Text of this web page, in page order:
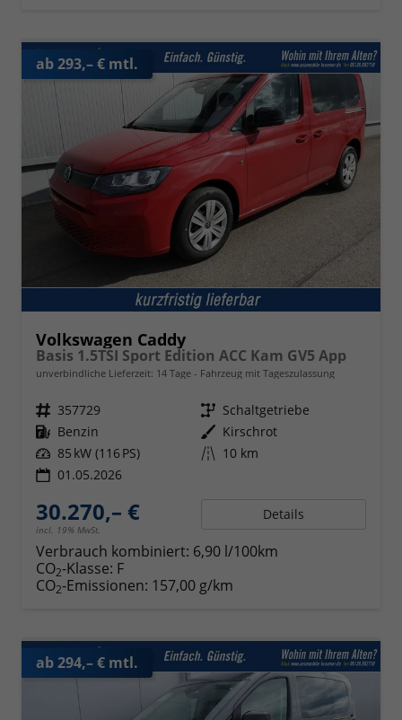
ab 293,– € mtl.
Volkswagen Caddy
Basis 1.5TSI Sport Edition ACC Kam GV5 App
unverbindliche Lieferzeit: 14 Tage Fahrzeug mit Tageszulassung
Fahrzeugnr. 357729 Getriebe Schaltgetriebe
Kraftstoff Benzin Außenfarbe Kirschrot
Leistung 85 kW (116 PS) Kilometerstand 10 km
01.05.2026
30.270,– €
incl. 19% MwSt.
Details
Verbrauch kombiniert: 6,90 l/100km
CO2-Klasse: F
CO2-Emissionen: 157,00 g/km
ab 294,– € mtl.